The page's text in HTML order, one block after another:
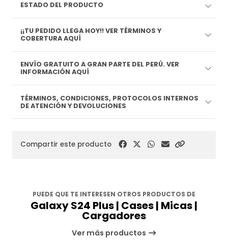
ESTADO DEL PRODUCTO
¡¡TU PEDIDO LLEGA HOY!! VER TÉRMINOS Y
COBERTURA AQUÍ
ENVÍO GRATUITO A GRAN PARTE DEL PERÚ. VER
INFORMACIÓN AQUÍ
TÉRMINOS, CONDICIONES, PROTOCOLOS INTERNOS
DE ATENCIÓN Y DEVOLUCIONES
Compartir este producto
PUEDE QUE TE INTERESEN OTROS PRODUCTOS DE
Galaxy S24 Plus | Cases | Micas |
Cargadores
Ver más productos